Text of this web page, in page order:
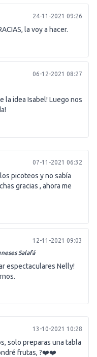
24-11-2021 09:26
la voy a hacer.
06-12-2021 08:27
la idea Isabel! Luego nos
07-11-2021 06:32
picoteos y no sabía
gracias , ahora me
12-11-2021 09:03
Salafá
espectaculares Nelly!
13-10-2021 10:28
solo preparas una tabla
frutas, ?❤️❤️